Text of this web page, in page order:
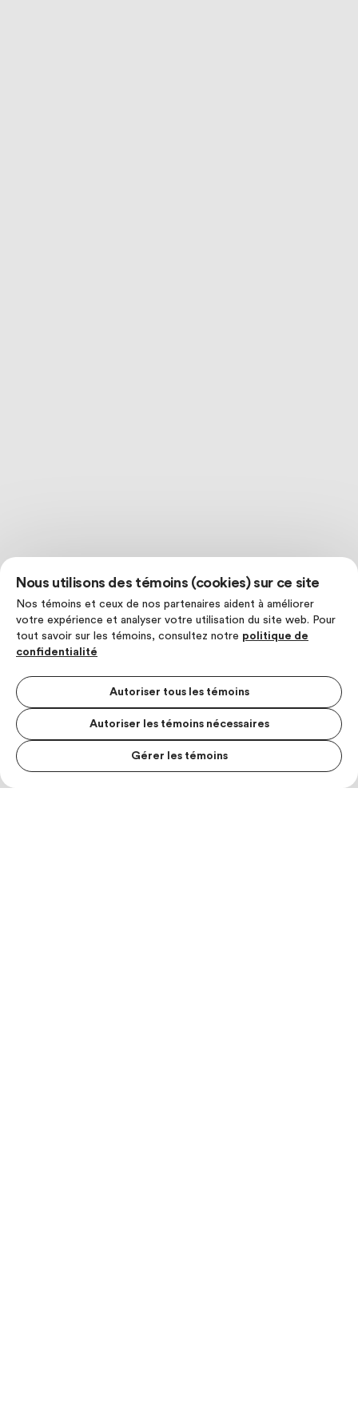
Nous utilisons des témoins (cookies) sur ce site
Nos témoins et ceux de nos partenaires aident à améliorer
votre expérience et analyser votre utilisation du site web. Pour
tout savoir sur les témoins, consultez notre politique de
confidentialité
Autoriser tous les témoins
Autoriser les témoins nécessaires
Gérer les témoins
MENU